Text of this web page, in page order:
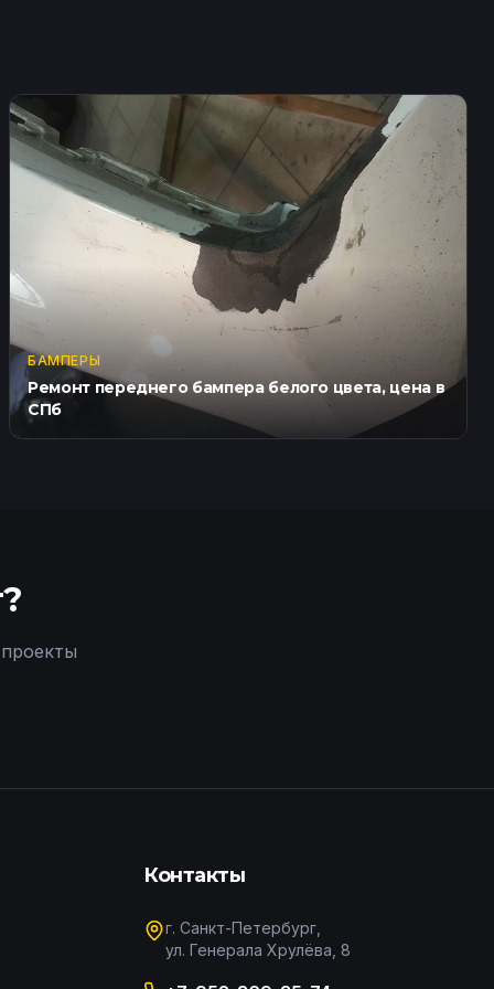
БАМПЕРЫ
Ремонт переднего бампера белого цвета, цена в
СПб
Контакты
г. Санкт-Петербург,
ул. Генерала Хрулёва, 8